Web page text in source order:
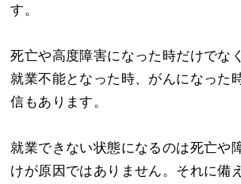
す。
死亡や高度障害になった時だけでな
就業不能となった時、がんになった
信もあります。
就業できない状態になるのは死亡や
けが原因ではありません。それに備